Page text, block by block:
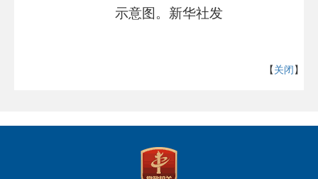
示意图。新华社发
【关闭】